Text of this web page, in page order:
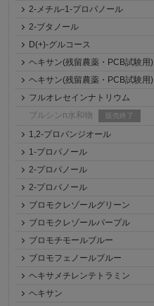
2-メチル-1-プロパノール
2-ブタノール
D(+)-グルコース
ヘキサン(残留農薬・PCB試験用)
ヘキサン(残留農薬・PCB試験用)
フルオレセインナトリウム
ブルシンn水和物
販売終了
1,2-プロパンジオール
1-プロパノール
2-プロパノール
2-プロパノール
ブロモクレゾールグリーン
ブロモクレゾールパープル
ブロモチモールブルー
ブロモフェノールブルー
ヘキサメチレンテトラミン
ヘキサン